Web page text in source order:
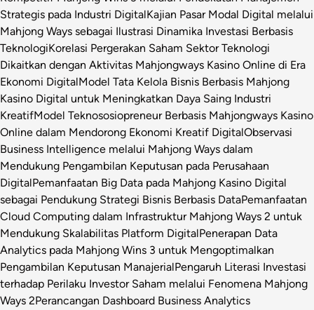
Strategis pada Industri DigitalKajian Pasar Modal Digital melalui
Mahjong Ways sebagai Ilustrasi Dinamika Investasi Berbasis
TeknologiKorelasi Pergerakan Saham Sektor Teknologi
Dikaitkan dengan Aktivitas Mahjongways Kasino Online di Era
Ekonomi DigitalModel Tata Kelola Bisnis Berbasis Mahjong
Kasino Digital untuk Meningkatkan Daya Saing Industri
KreatifModel Teknososiopreneur Berbasis Mahjongways Kasino
Online dalam Mendorong Ekonomi Kreatif DigitalObservasi
Business Intelligence melalui Mahjong Ways dalam
Mendukung Pengambilan Keputusan pada Perusahaan
DigitalPemanfaatan Big Data pada Mahjong Kasino Digital
sebagai Pendukung Strategi Bisnis Berbasis DataPemanfaatan
Cloud Computing dalam Infrastruktur Mahjong Ways 2 untuk
Mendukung Skalabilitas Platform DigitalPenerapan Data
Analytics pada Mahjong Wins 3 untuk Mengoptimalkan
Pengambilan Keputusan ManajerialPengaruh Literasi Investasi
terhadap Perilaku Investor Saham melalui Fenomena Mahjong
Ways 2Perancangan Dashboard Business Analytics